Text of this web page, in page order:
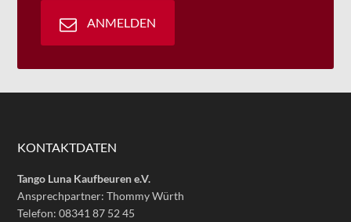
ANMELDEN
KONTAKTDATEN
Tango Luna Kaufbeuren e.V.
Ansprechpartner: Thommy Würth
Telefon: 08341 87 52 45